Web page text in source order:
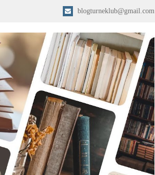
blogturneklub@gmail.com